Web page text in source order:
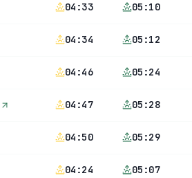
04:33 05:10
04:34 05:12
04:46 05:24
04:47 05:28
04:50 05:29
04:24 05:07